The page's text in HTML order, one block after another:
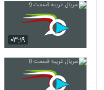
۰۳:۱۹